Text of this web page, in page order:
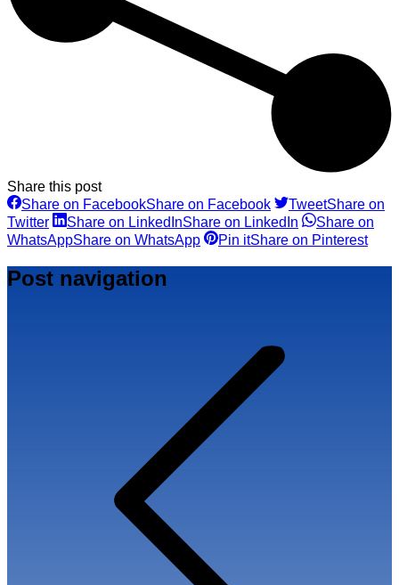
Share this post
Share on FacebookShare on Facebook TweetShare on
Twitter
Share on LinkedInShare on LinkedIn
Share on
WhatsAppShare on WhatsApp Pin itShare on Pinterest
Post navigation